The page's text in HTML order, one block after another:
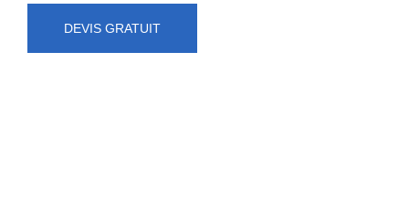
DEVIS GRATUIT